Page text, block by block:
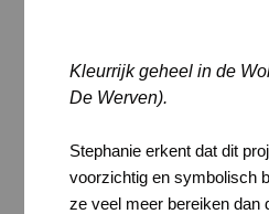
Kleurrijk geheel in de
De Werven).
Stephanie erkent dat dit
voorzichtig en symbolisch
ze veel meer bereiken dan